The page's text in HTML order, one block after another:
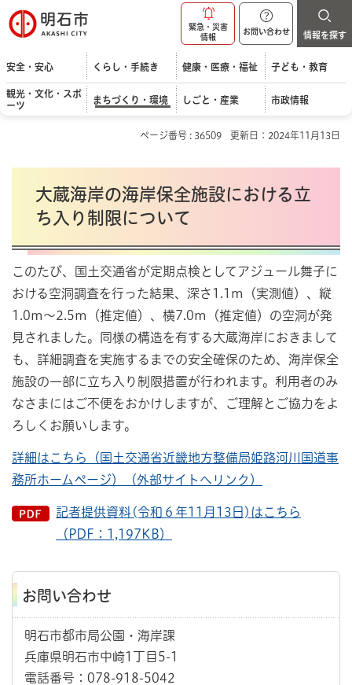
明石市
緊急・災害
情報
お問い合わせ 情報を探す
安全・安心 くらし・手続き 健康・医療・福祉 子ども・教育
観光・文化・スポ
ーツ
まちづくり・環境 しごと・産業 市政情報
ページ番号 : 36509 更新日：2024年11月13日
大蔵海岸の海岸保全施設における立
ち入り制限について
このたび、国土交通省が定期点検としてアジュール舞子に
おける空洞調査を行った結果、深さ1.1m（実測値）、縦
1.0m～2.5m（推定値）、横7.0m（推定値）の空洞が発
見されました。同様の構造を有する大蔵海岸におきまして
も、詳細調査を実施するまでの安全確保のため、海岸保全
施設の一部に立ち入り制限措置が行われます。利用者のみ
なさまにはご不便をおかけしますが、ご理解とご協力をよ
ろしくお願いします。
詳細はこちら（国土交通省近畿地方整備局姫路河川国道事
務所ホームページ）（外部サイトへリンク）
記者提供資料(令和６年11月13日)はこちら
（PDF：1,197KB）
お問い合わせ
明石市都市局公園・海岸課
兵庫県明石市中崎1丁目5-1
電話番号：078-918-5042